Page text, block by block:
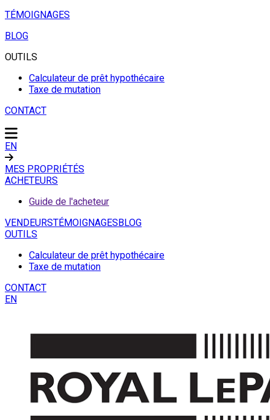
TÉMOIGNAGES
BLOG
OUTILS
Calculateur de prêt hypothécaire
Taxe de mutation
CONTACT
EN
MES PROPRIÉTÉS
ACHETEURS
Guide de l'acheteur
VENDEURSTÉMOIGNAGESBLOG
OUTILS
Calculateur de prêt hypothécaire
Taxe de mutation
CONTACT
EN